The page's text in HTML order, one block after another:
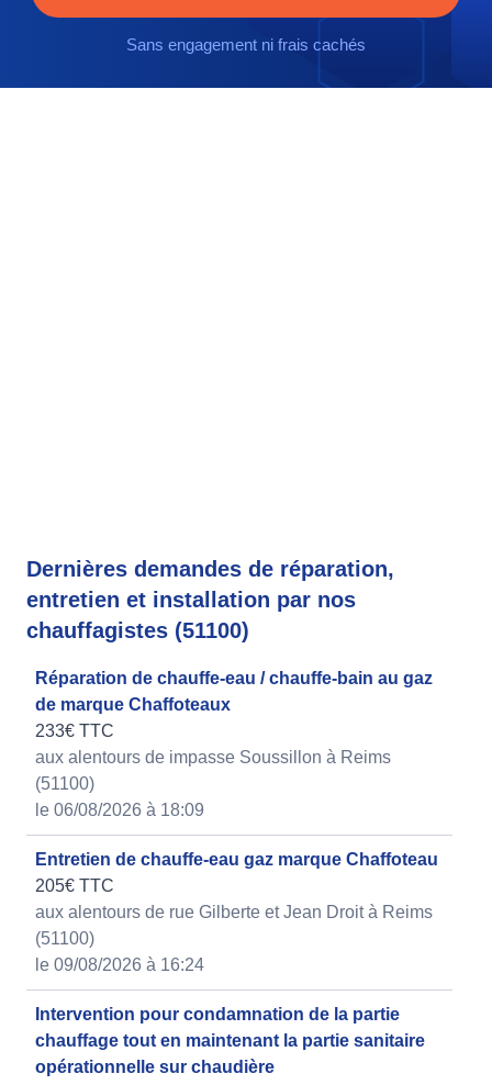
Sans engagement ni frais cachés
Dernières demandes de réparation,
entretien et installation par nos
chauffagistes (51100)
Réparation de chauffe-eau / chauffe-bain au gaz
de marque Chaffoteaux
233€ TTC
aux alentours de impasse Soussillon à Reims
(51100)
le 06/08/2026 à 18:09
Entretien de chauffe-eau gaz marque Chaffoteau
205€ TTC
aux alentours de rue Gilberte et Jean Droit à Reims
(51100)
le 09/08/2026 à 16:24
Intervention pour condamnation de la partie
chauffage tout en maintenant la partie sanitaire
opérationnelle sur chaudière